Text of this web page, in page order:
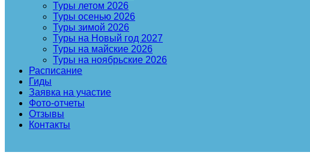
Туры летом 2026
Туры осенью 2026
Туры зимой 2026
Туры на Новый год 2027
Туры на майские 2026
Туры на ноябрьские 2026
Расписание
Гиды
Заявка на участие
Фото-отчеты
Отзывы
Контакты